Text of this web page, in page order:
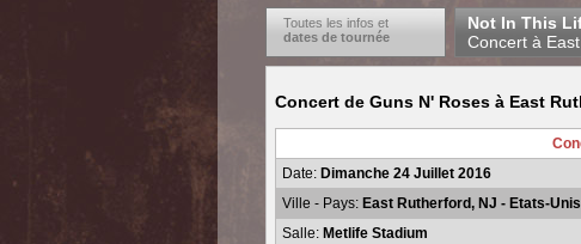
Toutes les infos et
dates de tournée
Not In This
Concert à
Concert de Guns N' Roses à East
Date: Dimanche 24 Juillet 2016
Ville - Pays: East Rutherford, NJ - Etats-Unis
Salle: Metlife Stadium